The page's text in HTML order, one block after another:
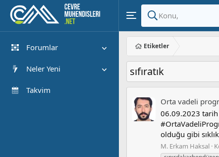
Forumlar
Yeni Mesajlar
Neler Yeni
Öne çıkan içerik
Takvim
Etiketler
sıfıratık
Orta vadeli
06.09.2023 tarih
olduğu gibi
M. Erkam Haksal